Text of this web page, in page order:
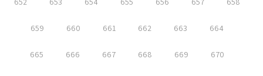
659 660 661 662 663 664
665 666 667 668 669 670